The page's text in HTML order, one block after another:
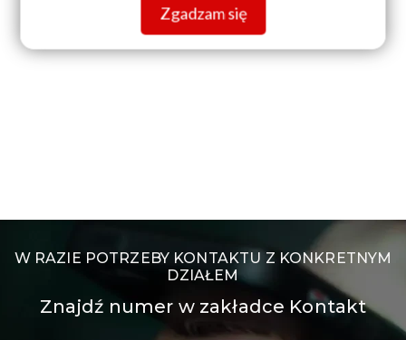
Zgadzam się
W RAZIE POTRZEBY KONTAKTU Z KONKRETNYM
DZIAŁEM
Znajdź numer w zakładce Kontakt